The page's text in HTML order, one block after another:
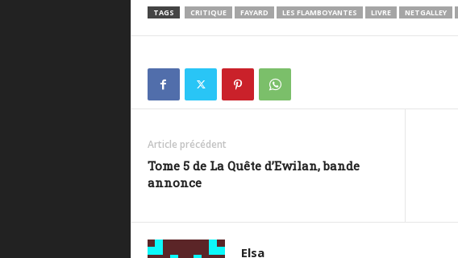
TAGS CRITIQUE FAYARD LES FLAMBOYANTES LIVRE NETGALLEY
Article précédent
Tome 5 de La Quête d’Ewilan, bande
annonce
Elsa